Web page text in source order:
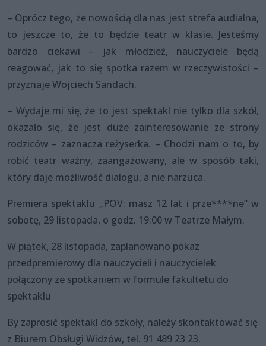
– Oprócz tego, że nowością dla nas jest strefa audialna,
to jeszcze to, że to będzie teatr w klasie. Jesteśmy
bardzo ciekawi – jak młodzież, nauczyciele będą
reagować, jak to się spotka razem w rzeczywistości –
przyznaje Wojciech Sandach.
– Wydaje mi się, że to jest spektakl nie tylko dla szkół,
okazało się, że jest duże zainteresowanie ze strony
rodziców – zaznacza reżyserka. – Chodzi nam o to, by
robić teatr ważny, zaangażowany, ale w sposób taki,
który daje możliwość dialogu, a nie narzuca.
Premiera spektaklu „POV: masz 12 lat i prze****ne” w
sobotę, 29 listopada, o godz. 19:00 w Teatrze Małym.
W piątek, 28 listopada, zaplanowano pokaz
przedpremierowy dla nauczycieli i nauczycielek
połączony ze spotkaniem w formule fakultetu do
spektaklu
By zaprosić spektakl do szkoły, należy skontaktować się
z Biurem Obsługi Widzów, tel. 91 489 23 23.